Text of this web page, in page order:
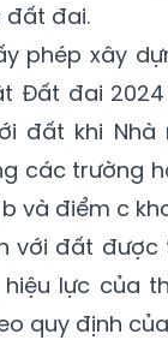
đất đai.
phép xây
Đất đai
đất khi
các trường
và điểm c
với đất
lực của
quy định